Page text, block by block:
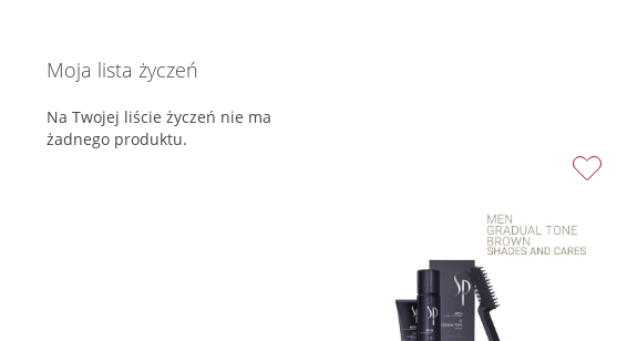
Moja lista życzeń
Na Twojej liście życzeń nie ma
żadnego produktu.